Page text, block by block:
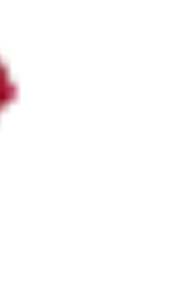
dárkem a překvapením pro
citů a DĚKUJI bez slov.
Současně se nabízí osvědčená
tvář a zahřeje srdce.